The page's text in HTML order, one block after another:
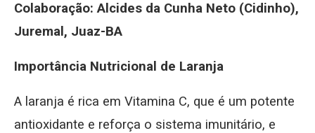
Colaboração: Alcides da Cunha Neto (Cidinho),
Juremal, Juaz-BA
Importância Nutricional de Laranja
A laranja é rica em Vitamina C, que é um potente
antioxidante e reforça o sistema imunitário, e